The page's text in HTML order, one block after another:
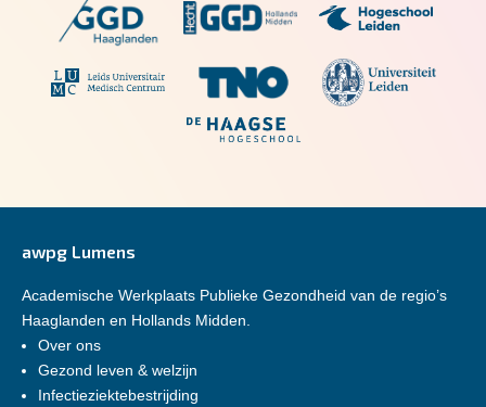
awpg Lumens
Academische Werkplaats Publieke Gezondheid van de regio’s
Haaglanden en Hollands Midden.
Over ons
Gezond leven & welzijn
Infectieziektebestrijding